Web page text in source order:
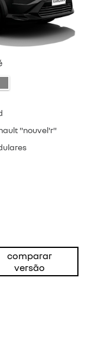
"nouvel'r"
comparar
versão